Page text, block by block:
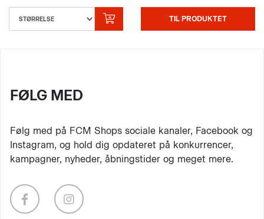
TIL PRODUKTET
FØLG MED
Følg med på FCM Shops sociale kanaler, Facebook og
Instagram, og hold dig opdateret på konkurrencer,
kampagner, nyheder, åbningstider og meget mere.